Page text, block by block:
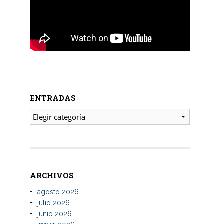
ENTRADAS
ENTRADAS
ARCHIVOS
agosto 2026
julio 2026
junio 2026